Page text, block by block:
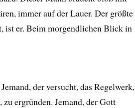
immer auf der Lauer. Der größte
ist er. Beim morgendlichen Blick in
der versucht, das Regelwerk,
ergründen. Jemand, der Gott